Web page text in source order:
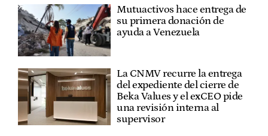
Mutuactivos hace entrega de
su primera donación de
ayuda a Venezuela
La CNMV recurre la entrega
del expediente del cierre de
Beka Values y el exCEO pide
una revisión interna al
supervisor